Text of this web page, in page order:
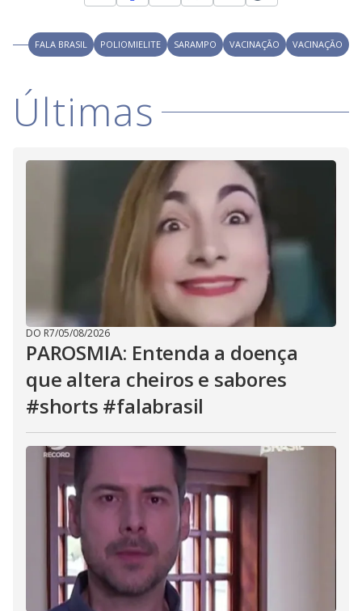
y
i
d
e
o
M
u
FALA BRASIL POLIOMIELITE SARAMPO VACINAÇÃO VACINAÇÃO
Últimas
DO R7/05/08/2026
PAROSMIA: Entenda a doença
que altera cheiros e sabores
#shorts #falabrasil